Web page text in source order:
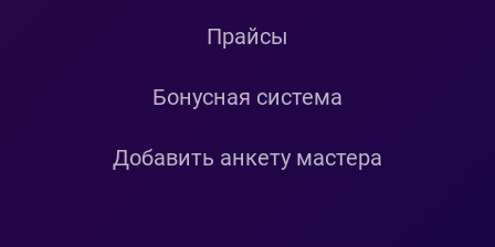
Прайсы
Бонусная система
Добавить анкету мастера